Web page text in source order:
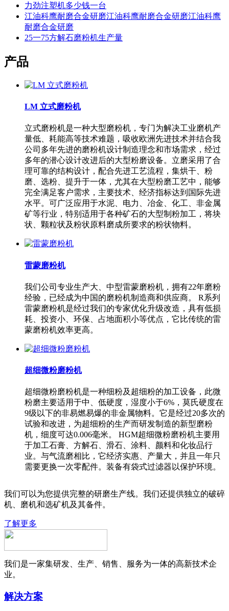
力劲注塑机多少钱一台
江油科鹰耐磨合金研磨江油科鹰耐磨合金研磨江油科鹰
耐磨合金研磨
25一75方解石磨粉机生产量
产品
LM 立式磨粉机
立式磨粉机是一种大型磨粉机，专门为解决工业磨机产
量低、耗能高等技术难题，吸收欧洲先进技术并结合我
公司多年先进的磨粉机设计制造理念和市场需求，经过
多年的潜心设计改进后的大型粉磨设备。立磨采用了合
理可靠的结构设计，配合先进工艺流程，集烘干、粉
磨、选粉、提升于一体，尤其在大型粉磨工艺中，能够
完全满足客户需求，主要技术、经济指标达到国际先进
水平。可广泛应用于水泥、电力、冶金、化工、非金属
矿等行业，特别适用于各种矿石的大型制粉加工，将块
状、颗粒状及粉状原料磨成所要求的粉状物料。
雷蒙磨粉机
我们公司专业生产大、中型雷蒙磨粉机，拥有22年磨粉
经验，已经成为中国的磨粉机制造商和供应商。 R系列
雷蒙磨粉机是经过我们的专家优化升级改造，具有低损
耗、投资小、环保、占地面积小等优点，它比传统的雷
蒙磨粉机效率更高。
超细微粉磨粉机
超细微粉磨粉机是一种细粉及超细粉的加工设备，此微
粉磨主要适用于中、低硬度，湿度小于6%，莫氏硬度在
9级以下的非易燃易爆的非金属物料。它是经过20多次的
试验和改进，为超细粉的生产而研发制造的新型磨粉
机，细度可达0.006毫米。 HGM超细微粉磨粉机主要用
于加工石膏、方解石、滑石、涂料、颜料和化妆品行
业。与气流磨相比，它经济实惠、产量大，并且一年只
需要更换一次零配件。装备有袋式过滤器以保护环境。
我们可以为您提供完整的研磨生产线。我们还提供独立的破碎
机、磨机和选矿机及其备件。
了解更多
我们是一家集研发、生产、销售、服务为一体的高新技术企
业。
解决方案